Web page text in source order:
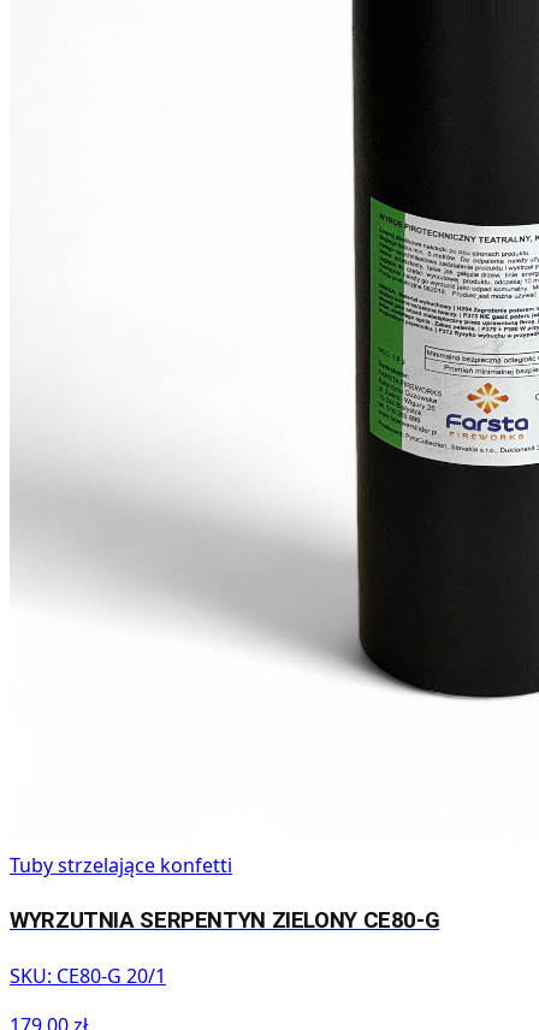
Tuby strzelające konfetti
WYRZUTNIA SERPENTYN ZIELONY CE80-G
SKU: CE80-G 20/1